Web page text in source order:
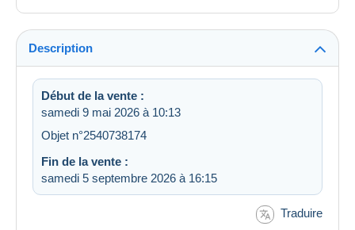
Description
Début de la vente :
samedi 9 mai 2026 à 10:13
Objet n°2540738174
Fin de la vente :
samedi 5 septembre 2026 à 16:15
Traduire